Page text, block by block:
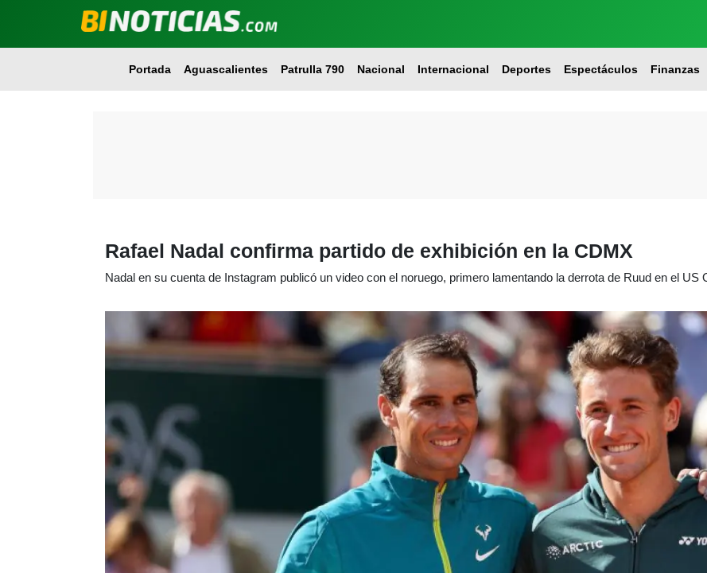
Portada Aguascalientes Patrulla 790 Nacional Internacional Deportes Espectáculos Finanzas
Rafael Nadal confirma partido de exhibición en la CDMX
Nadal en su cuenta de Instagram publicó un video con el noruego, primero lamentando la derrota de Ruud en el US